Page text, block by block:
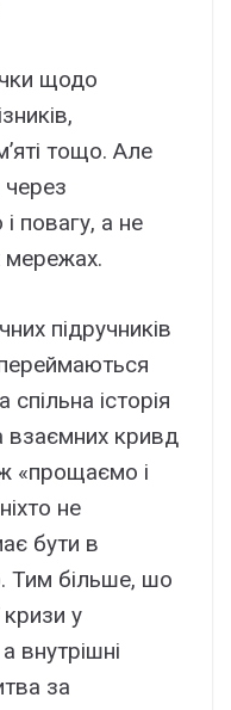
щодо
тощо. Але
повагу, а не
мережах.
підручників
історія
взаємних кривд
«прощаємо і
не
бути в
Тим більше, шо
у
внутрішні
за